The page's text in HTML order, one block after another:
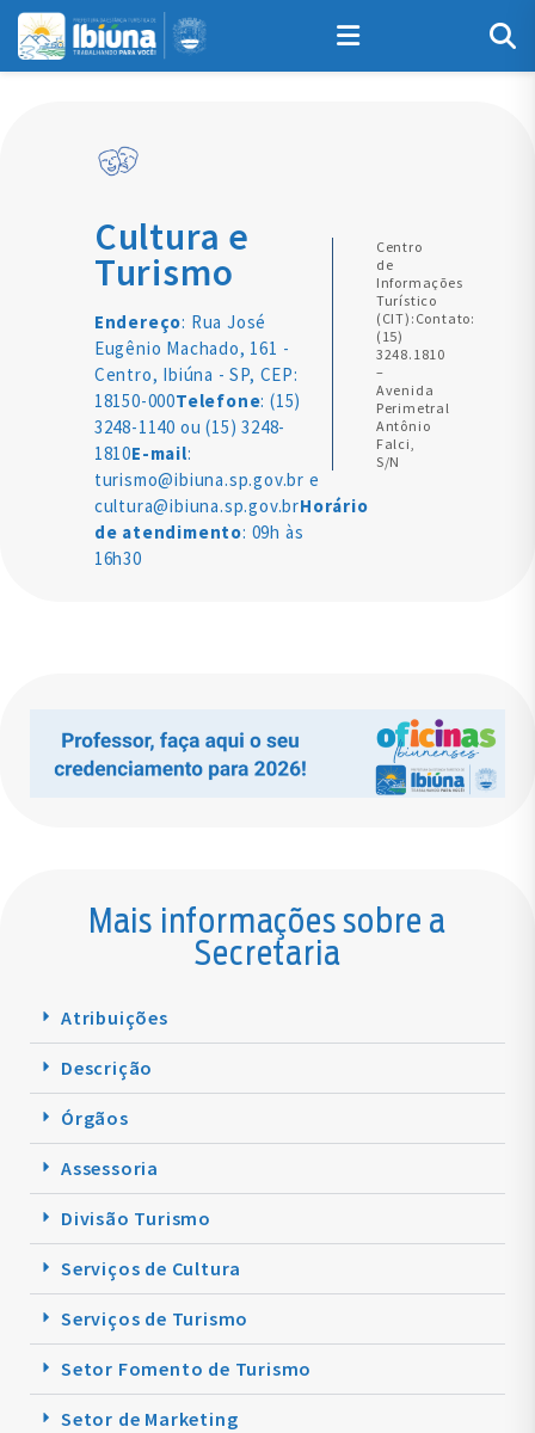
Cultura e
Turismo
Endereço: Rua José
Eugênio Machado, 161 -
Centro, Ibiúna - SP, CEP:
18150-000Telefone: (15)
3248-1140 ou (15) 3248-
1810E-mail:
turismo@ibiuna.sp.gov.br e
cultura@ibiuna.sp.gov.brHorário
de atendimento: 09h às
16h30
Centro
de
Informações
Turístico
(CIT):Contato:
(15)
3248.1810
–
Avenida
Perimetral
Antônio
Falci,
S/N
Mais informações sobre a
Secretaria
Atribuições
Descrição
Órgãos
Assessoria
Divisão Turismo
Serviços de Cultura
Serviços de Turismo
Setor Fomento de Turismo
Setor de Marketing